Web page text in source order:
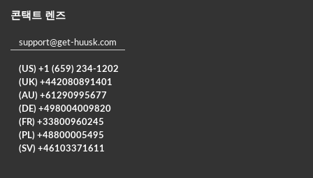
콘택트 렌즈
support@get-huusk.com
(US) +1 (659) 234-1202
(UK) +442080891401
(AU) +61290995677
(DE) +498004009820
(FR) +33800960245
(PL) +48800005495
(SV) +46103371611